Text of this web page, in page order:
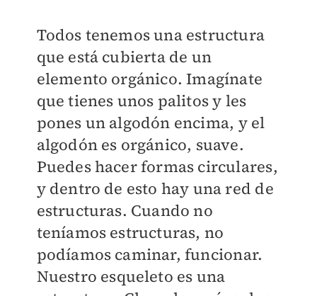
Todos tenemos una estructura
que está cubierta de un
elemento orgánico. Imagínate
que tienes unos palitos y les
pones un algodón encima, y el
algodón es orgánico, suave.
Puedes hacer formas circulares,
y dentro de esto hay una red de
estructuras. Cuando no
teníamos estructuras, no
podíamos caminar, funcionar.
Nuestro esqueleto es una